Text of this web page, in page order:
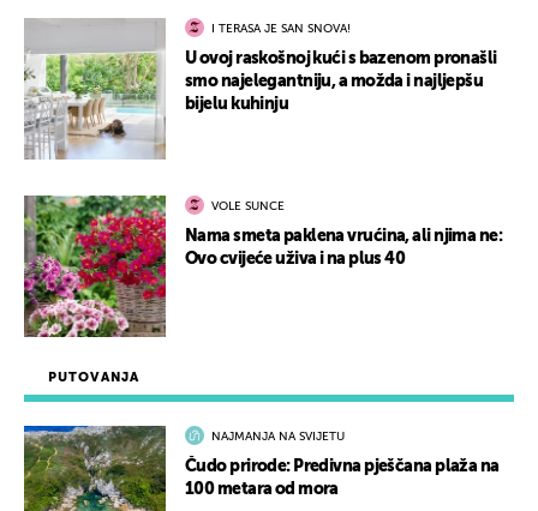
PUTOVANJA
NAJMANJA NA SVIJETU
Čudo prirode: Predivna pješčana plaža na
100 metara od mora
I TERASA JE SAN SNOVA!
U ovoj raskošnoj kući s bazenom pronašli
smo najelegantniju, a možda i najljepšu
bijelu kuhinju
VOLE SUNCE
Nama smeta paklena vrućina, ali njima ne:
Ovo cvijeće uživa i na plus 40